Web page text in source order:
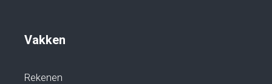
Vakken
Rekenen